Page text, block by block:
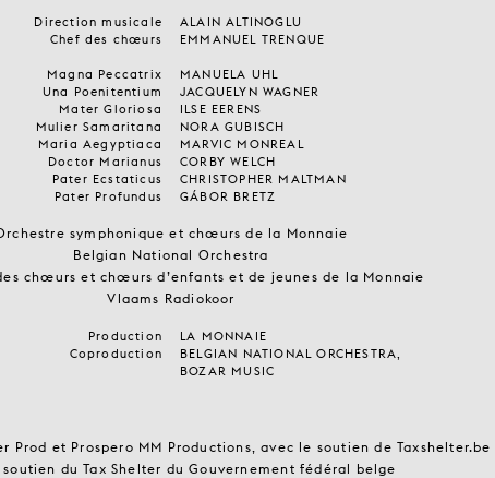
Direction musicale
ALAIN ALTINOGLU
Chef des chœurs
EMMANUEL TRENQUE
Magna Peccatrix
MANUELA UHL
Una Poenitentium
JACQUELYN WAGNER
Mater Gloriosa
ILSE EERENS
Mulier Samaritana
NORA GUBISCH
Maria Aegyptiaca
MARVIC MONREAL
Doctor Marianus
CORBY WELCH
Pater Ecstaticus
CHRISTOPHER MALTMAN
Pater Profundus
GÁBOR BRETZ
symphonique et chœurs de la Monnaie
Belgian National Orchestra
chœurs et chœurs d’enfants et de jeunes de la Monnaie
Vlaams Radiokoor
Production
LA MONNAIE
Coproduction
BELGIAN NATIONAL ORCHESTRA,
BOZAR MUSIC
Prod et Prospero MM Productions, avec le soutien de Taxshelter.be
soutien du Tax Shelter du Gouvernement fédéral belge